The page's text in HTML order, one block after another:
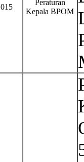
Peraturan
Kepala BPOM